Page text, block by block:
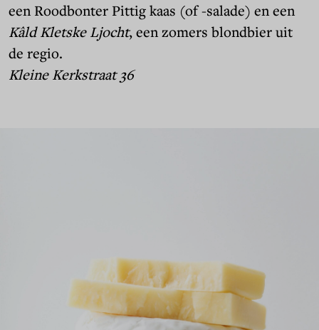
een Roodbonter Pittig kaas (of -salade) en een
Kâld Kletske Ljocht, een zomers blondbier uit
de regio.
Kleine Kerkstraat 36